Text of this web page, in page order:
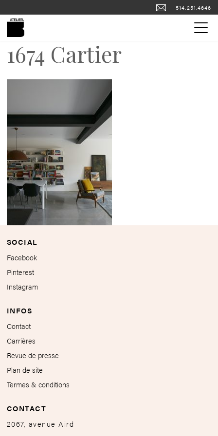
514.251.4646
FOURS ET FOYERS
PORTFOLIO
PLANCHERS DE BÉTON
1674 Cartier
SOCIAL
Facebook
Pinterest
Instagram
INFOS
Contact
Carrières
Revue de presse
Plan de site
Termes & conditions
CONTACT
2067, avenue Aird